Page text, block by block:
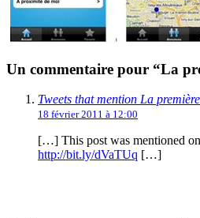
Un commentaire pour “La
Tweets that mention La
18 février 2011 à 12:00
[…] This post was mentioned on
http://bit.ly/dVaTUq […]